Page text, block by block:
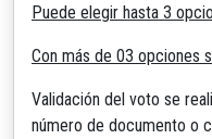
Puede elegir hasta 3
Con más de 03 opciones
Validación del voto se
número de documento o